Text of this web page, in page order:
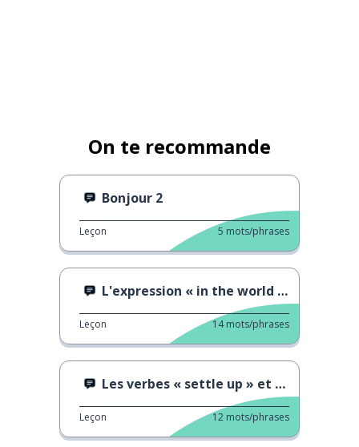
On te recommande
Bonjour 2
Leçon 5 mots/phrases
L'expression « in the world » en anglais
Leçon 14 mots/phrases
Les verbes « settle up » et « settle down »
Leçon 12 mots/phrases